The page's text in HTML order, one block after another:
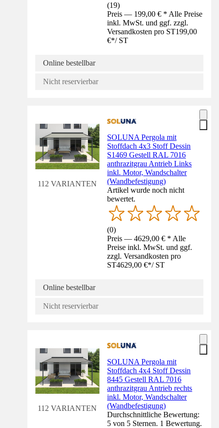
(19)
Preis — 199,00 € * Alle Preise
inkl. MwSt. und ggf. zzgl.
Versandkosten pro ST199,00
€*/ ST
Online bestellbar
Nicht reservierbar
112 VARIANTEN
SOLUNA Pergola mit
Stoffdach 4x3 Stoff Dessin
S1469 Gestell RAL 7016
anthrazitgrau Antrieb Links
inkl. Motor, Wandschalter
(Wandbefestigung)
Artikel wurde noch nicht
bewertet.
(0)
Preis — 4629,00 € * Alle
Preise inkl. MwSt. und ggf.
zzgl. Versandkosten pro
ST4629,00 €*/ ST
Online bestellbar
Nicht reservierbar
112 VARIANTEN
SOLUNA Pergola mit
Stoffdach 4x4 Stoff Dessin
8445 Gestell RAL 7016
anthrazitgrau Antrieb rechts
inkl. Motor, Wandschalter
(Wandbefestigung)
Durchschnittliche Bewertung:
5 von 5 Sternen. 1 Bewertung.